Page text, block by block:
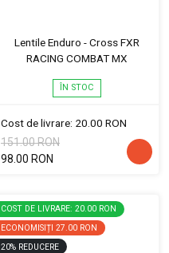
Lentile Enduro - Cross FXR
RACING COMBAT MX
ÎN STOC
Cost de livrare: 20.00 RON
151.00 RON
98.00 RON
COST DE LIVRARE: 20.00 RON
ECONOMISIȚI 27.00 RON
20% REDUCERE